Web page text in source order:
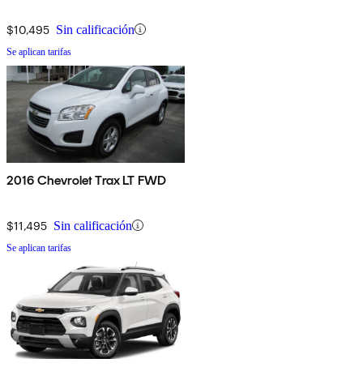
$10,495 Sin calificación
Se aplican tarifas
2016 Chevrolet Trax LT FWD
$11,495 Sin calificación
Se aplican tarifas